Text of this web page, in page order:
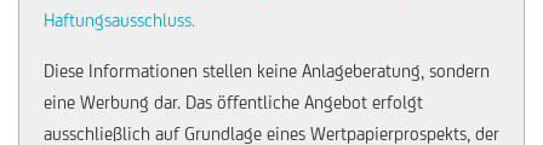
Haftungsausschluss.
Diese Informationen stellen keine Anlageberatung, sondern
eine Werbung dar. Das öffentliche Angebot erfolgt
ausschließlich auf Grundlage eines Wertpapierprospekts, der